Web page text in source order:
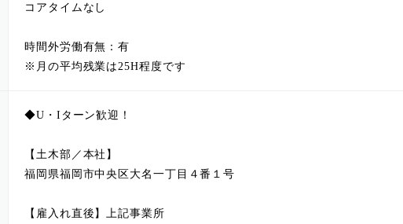
コアタイムなし
時間外労働有無：有
※月の平均残業は25H程度です
◆U・Iターン歓迎！
【土木部／本社】
福岡県福岡市中央区大名一丁目４番１号
【雇入れ直後】上記事業所